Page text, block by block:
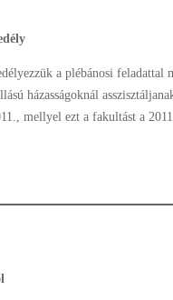
a plébánosi feladattal
házasságoknál
mellyel ezt a fakultást a